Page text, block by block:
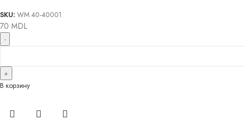
SKU: WM 40-40001
70 MDL
В корзину